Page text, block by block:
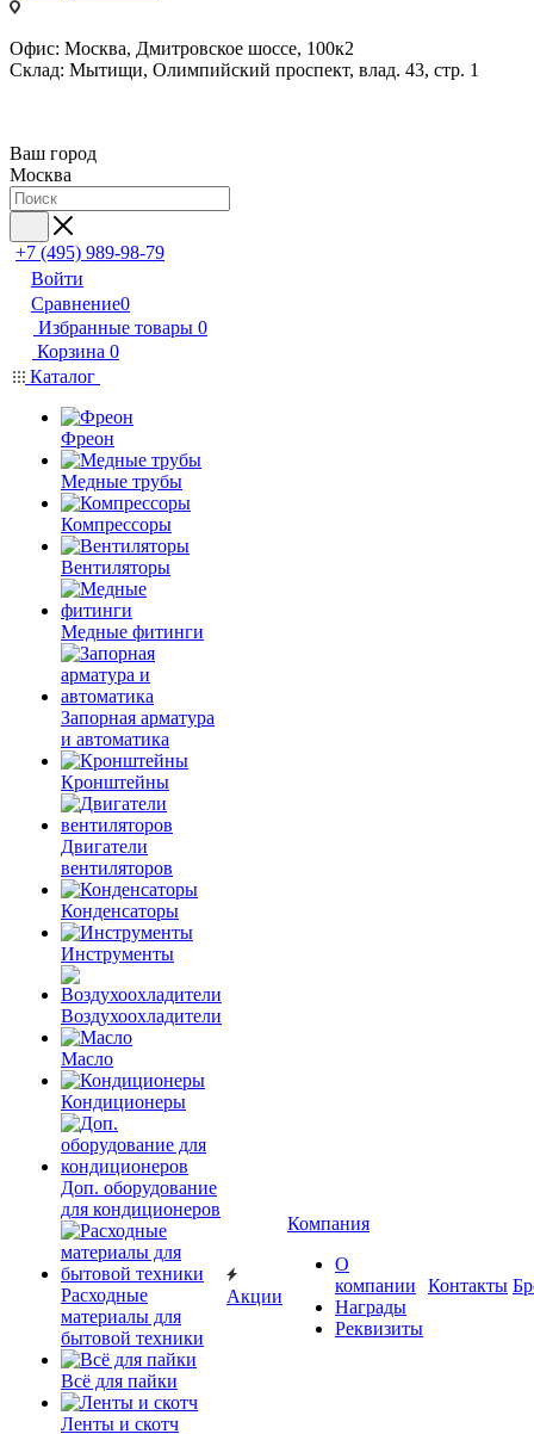
Офис: Москва, Дмитровское шоссе, 100к2
Склад: Мытищи, Олимпийский проспект, влад. 43, стр. 1
Ваш город
Москва
+7 (495) 989-98-79
Войти
Сравнение0
Избранные товары 0
Корзина 0
Каталог
Фреон
Медные трубы
Компрессоры
Вентиляторы
Медные фитинги
Запорная арматура
и автоматика
Кронштейны
Двигатели
вентиляторов
Конденсаторы
Инструменты
Воздухоохладители
Масло
Кондиционеры
Доп. оборудование
для кондиционеров
Расходные
материалы для
бытовой техники
Всё для пайки
Ленты и скотч
Акции
Компания
О
компании
Награды
Реквизиты
Контакты